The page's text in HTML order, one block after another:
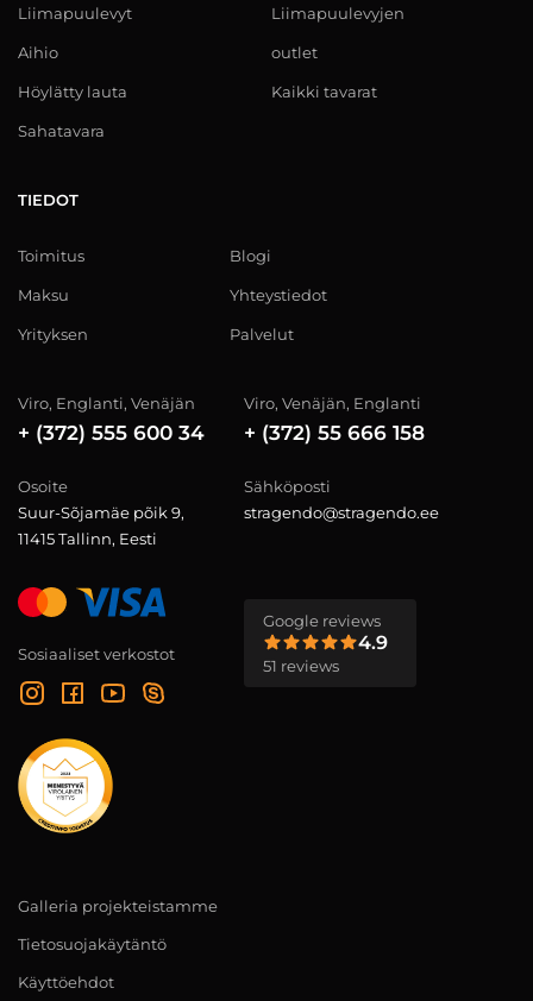
Liimapuulevyt
Aihio
Höylätty lauta
Sahatavara
Liimapuulevyjen
outlet
Kaikki tavarat
TIEDOT
Toimitus
Maksu
Yrityksen
Blogi
Yhteystiedot
Palvelut
Viro, Englanti, Venäjän
+ (372) 555 600 34
Viro, Venäjän, Englanti
+ (372) 55 666 158
Osoite
Suur-Sõjamäe põik 9,
11415 Tallinn, Eesti
Sähköposti
stragendo@stragendo.ee
Sosiaaliset verkostot
Google reviews
4.9
51 reviews
Galleria projekteistamme
Tietosuojakäytäntö
Käyttöehdot